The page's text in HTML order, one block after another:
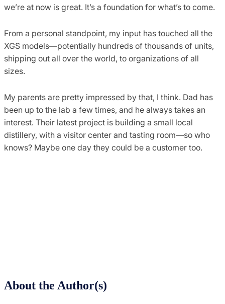
we’re at now is great. It’s a foundation for what’s to come.
From a personal standpoint, my input has touched all the
XGS models—potentially hundreds of thousands of units,
shipping out all over the world, to organizations of all
sizes.
My parents are pretty impressed by that, I think. Dad has
been up to the lab a few times, and he always takes an
interest. Their latest project is building a small local
distillery, with a visitor center and tasting room—so who
knows? Maybe one day they could be a customer too.
About the Author(s)